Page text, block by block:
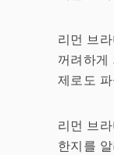
리먼 브
꺼려하게
제로도
리먼 브
한지를